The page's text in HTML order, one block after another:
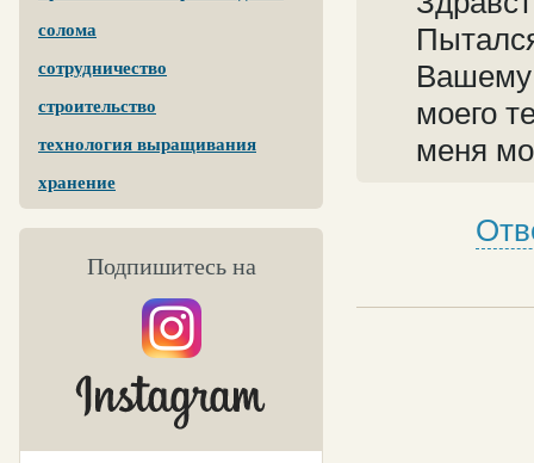
солома
сотрудничество
строительство
технология выращивания
хранение
Подпишитесь на
Вашему
моего
меня